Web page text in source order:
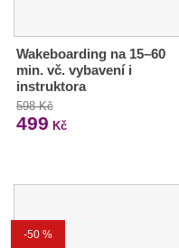
Wakeboarding na 15–60
min. vč. vybavení i
instruktora
598 Kč
499 Kč
-50 %